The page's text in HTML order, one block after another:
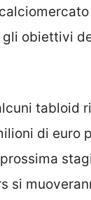
obiettivi
tabloid
di euro
si